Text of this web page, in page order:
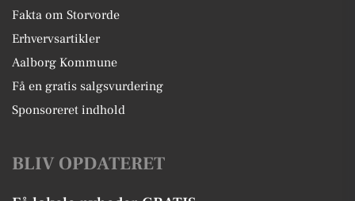
Fakta om Storvorde
Erhvervsartikler
Aalborg Kommune
Få en gratis salgsvurdering
Sponsoreret indhold
BLIV OPDATERET